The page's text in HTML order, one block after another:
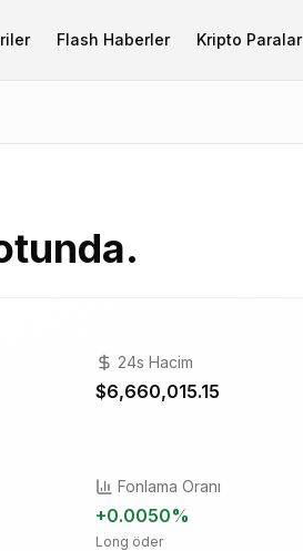
Flash Haberler Kripto Paralar
24s Hacim
$6,660,015.15
Fonlama Oranı
+0.0050%
Long öder